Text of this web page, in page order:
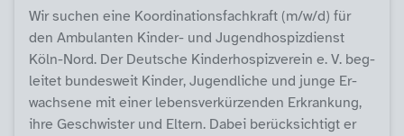
Wir su­chen ei­ne Ko­or­di­na­ti­ons­fach­kraft (m/w/d) für
den Am­bu­lan­ten Kin­der- und Ju­gend­ho­spiz­di­enst
Köln-Nord. Der Deut­sche Kin­der­ho­spiz­ve­r­ein e. V. be­g­
lei­tet bun­des­weit Kin­der, Ju­gend­li­che und jun­ge Er­
wach­se­ne mit ei­ner le­bens­ver­kür­zen­den Er­kran­kung,
ih­re Ge­schwis­ter und El­tern. Da­bei be­rück­sich­tigt er